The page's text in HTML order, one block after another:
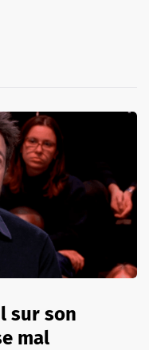
sur son
mal